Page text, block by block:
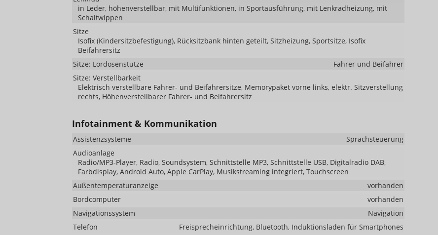
in Leder, höhenverstellbar, mit Multifunktionen, in Sportausführung, mit Lenkradheizung, mit
Schaltwippen
Sitze
Isofix (Kindersitzbefestigung), Rücksitzbank hinten geteilt, Sitzheizung, Sportsitze, Isofix
Beifahrersitz
Sitze: Lordosenstütze
Fahrer und Beifahrer
Sitze: Verstellbarkeit
Elektrisch verstellbare Fahrer- und Beifahrersitze, Memorypaket vorne links, elektr. Sitzverstellung
rechts, Höhenverstellbarer Fahrer- und Beifahrersitz
Infotainment & Kommunikation
Assistenzsysteme
Sprachsteuerung
Audioanlage
Radio/MP3-Player, Radio, Soundsystem, Schnittstelle MP3, Schnittstelle USB, Digitalradio DAB,
Farbdisplay, Android Auto, Apple CarPlay, Musikstreaming integriert, Touchscreen
Außentemperaturanzeige
vorhanden
Bordcomputer
vorhanden
Navigationssystem
Navigation
Telefon
Freisprecheinrichtung, Bluetooth, Induktionsladen für Smartphones